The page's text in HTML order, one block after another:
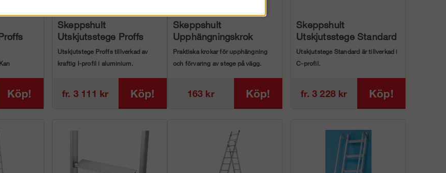
Köp!
Skeppshult
Utskjutsstege Proffs
Utskjutstege Proffs tillverkad av
kraftig I-profil i aluminium.
fr. 3 111 kr Köp!
Skeppshult
Upphängningskrok
Praktiska krokar för upphängning
och förvaring av stege på vägg.
163 kr Köp!
Skeppshult
Utskjutsstege Standard
Utskjutstege Standard är tillverkad i
C-profil.
fr. 3 228 kr Köp!